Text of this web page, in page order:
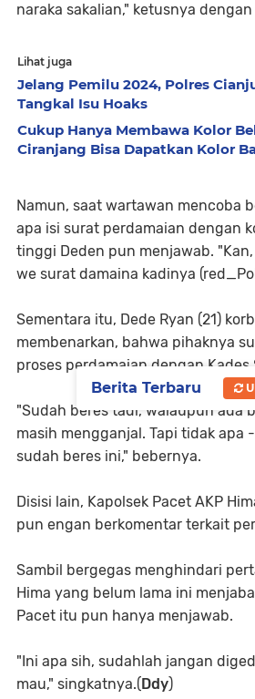
naraka sakalian," ketusnya
Lihat juga
Jelang Pemilu 2024, Polres
Tangkal Isu Hoaks
Cukup Hanya Membawa Kolor
Ciranjang Bisa Dapatkan Kolor
Namun, saat wartawan mencoba
apa isi surat perdamaian dengan
tinggi Deden pun menjawab.
we surat damaina kadinya
Sementara itu, Dede Ryan (21)
membenarkan, bahwa pihaknya
proses perdamaian dengan Kades
"Sudah beres tadi, walaupun ada
masih mengganjal. Tapi tidak apa
sudah beres ini," bebernya.
Disisi lain, Kapolsek Pacet AKP
pun engan berkomentar terkait
Sambil bergegas menghindari
Hima yang belum lama ini
Pacet itu pun hanya menjawab.
"Ini apa sih, sudahlah jangan
mau," singkatnya.( Ddy)
Berita Terbaru